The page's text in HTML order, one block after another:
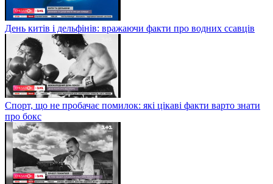
День китів і дельфінів: вражаючи факти про водних ссавців
Спорт, що не пробачає помилок: які цікаві факти варто знати
про бокс